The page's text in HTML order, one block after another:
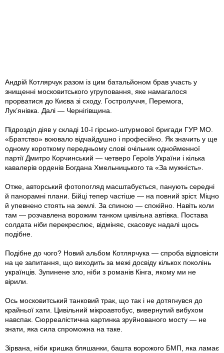
Андрій Котлярчук разом із цим батальйоном брав участь у
знищенні московитського угруповання, яке намагалося
прорватися до Києва зі сходу. Гостролуччя, Перемога,
Лук’янівка. Далі — Чернігівщина.
Підрозділ діяв у складі 10-ї гірсько-штурмової бригади ГУР МО.
«Братство» воювало відчайдушно і професійно. Як значить у ще
одному короткому передньому слові очільник однойменної
партії Дмитро Корчинський — четверо Героїв України і кілька
кавалерів орденів Богдана Хмельницького та «За мужність».
Отже, авторський фотопогляд масштабується, панують середні
й панорамні плани. Бійці тепер частіше — на повний зріст. Міцно
й упевнено стоять на землі. За спиною — спокійно. Навіть коли
там — розчавлена ворожим танком цивільна автівка. Постава
солдата ніби перекреслює, відміняє, скасовує надалі щось
подібне.
Подібне до чого? Новий альбом Котлярчука — спроба відповісти
на це запитання, що виходить за межі досвіду кількох поколінь
українців. Зупинене зло, ніби з романів Кінга, якому ми не
вірили.
Ось московитський танковий трак, що так і не дотягнувся до
крайньої хати. Цивільний мікроавтобус, вивернутий вибухом
навспак. Сюрреалістична картинка зруйнованого мосту — не
знати, яка сила спроможна на таке.
Зірвана, ніби кришка бляшанки, башта ворожого БМП, яка ламає